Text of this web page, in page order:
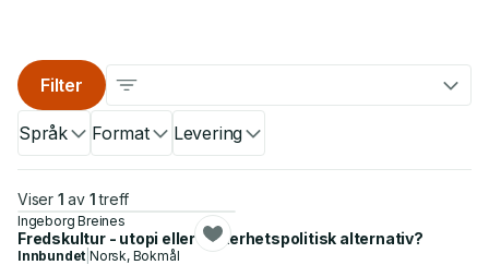
Språk Format Levering
Filter
Viser 1 av 1 treff
Ingeborg Breines
Fredskultur - utopi eller sikkerhetspolitisk alternativ?
Innbundet |Norsk, Bokmål